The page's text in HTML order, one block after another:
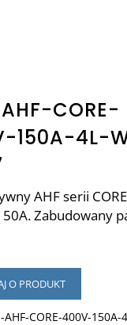
CORE-
150A-4L-
AHF serii
Zabudowany
O PRODUKT
AHF-CORE-400V-150A-